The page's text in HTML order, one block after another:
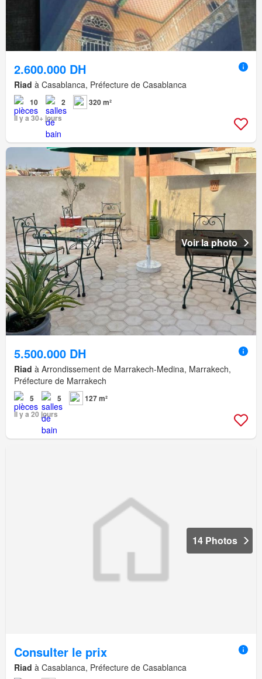
2.600.000 DH
Riad à Casablanca, Préfecture de Casablanca
10 2
320 m²
Il y a 30+ jours
Voir la photo
5.500.000 DH
Riad à Arrondissement de Marrakech-Medina, Marrakech,
Préfecture de Marrakech
5 5
127 m²
Il y a 20 jours
14 Photos
Consulter le prix
Riad à Casablanca, Préfecture de Casablanca